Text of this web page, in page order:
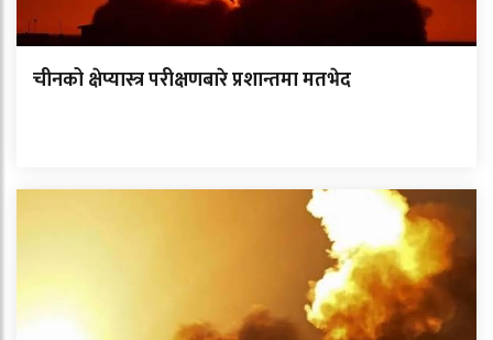
चीनको क्षेप्यास्त्र परीक्षणबारे प्रशान्तमा मतभेद